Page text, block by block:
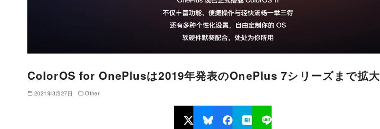
ColorOS for OnePlusは2019年発表のOnePlus 7シリーズまで拡大
2021年3月27日 Other